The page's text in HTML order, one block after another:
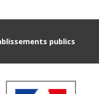
publics